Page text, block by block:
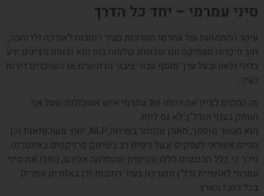
סיני עמרמי – יחד כל הדרך
עיקר ההתמחות של עמרמי מתרכזת בעיר רחובות לאורכה ולרוחבה,
תוך היכרות מעמיקה עם שכונות שלמות בהן הוא וצוותו מציגים ידע
בלתי נלאה ובעל ערך מוסף עבור ציבור הרוכשים או השוכרים דירות
בעיר.
זה המקום לציין את היותו של עמרמי איש אשכולות שעל אף
הוותק בענף הנדל"ן, לא נס ליחו.
הוא מגשר מוסמך, מאמן ומנטור בשיטת NLP, יועץ משכנתאות וכן
מגייס אשראי לעסקים ובעל ניסיון רב בשיווק פרויקטים באינטרנט.
ניכר כי כלל הכובעים הללו והניסיון שהתלווה אליהם, הפכו את סיני
עמרמי לאושיית נדל"ן מוערכת בעיר רחובות וכן באזורים אחרים
בכל רחבי הארץ.